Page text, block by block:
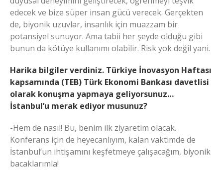
edecek ve bize süper insan gücü verecek. Gerçekten
de, biyonik uzuvlar, insanlık için muazzam bir
potansiyel sunuyor. Ama tabii her şeyde olduğu gibi
bunun da kötüye kullanımı olabilir. Risk yok değil yani.
Harika bilgiler verdiniz. Türkiye İnovasyon Haftası
kapsamında (TEB) Türk Ekonomi Bankası davetlisi
olarak konuşma yapmaya geliyorsunuz…
İstanbul’u merak ediyor musunuz?
-Hem de nasıl! Bu, benim ilk ziyaretim olacak.
Konferans için de heyecanlıyım, kalan vaktimde de
İstanbul’un ihtişamını keşfetmeye çalışacağım, biyonik
bacaklarımla!